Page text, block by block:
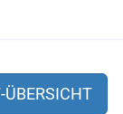
ÜBERSICHT